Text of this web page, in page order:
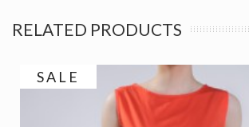
RELATED PRODUCTS
SALE